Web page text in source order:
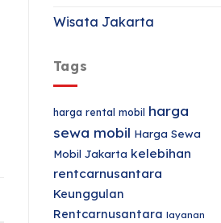
Wisata Jakarta
Tags
harga rental mobil harga
sewa mobil Harga Sewa
Mobil Jakarta kelebihan
rentcarnusantara
Keunggulan
Rentcarnusantara layanan